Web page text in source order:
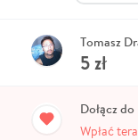
Tomasz
5zł
Dołącz
Wpłać